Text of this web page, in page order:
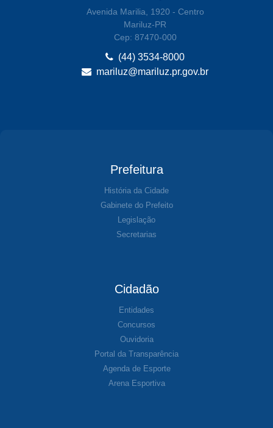
Avenida Marilia, 1920 - Centro
Mariluz-PR
Cep: 87470-000
(44) 3534-8000
mariluz@mariluz.pr.gov.br
Prefeitura
História da Cidade
Gabinete do Prefeito
Legislação
Secretarias
Cidadão
Entidades
Concursos
Ouvidoria
Portal da Transparência
Agenda de Esporte
Arena Esportiva